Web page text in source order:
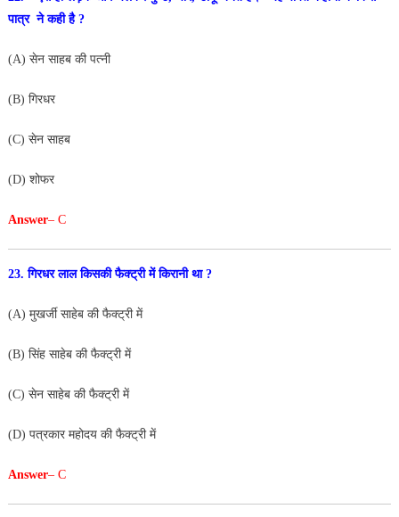
पात्र ने कही है ?
(A) सेन साहब की पत्नी
(B) गिरधर
(C) सेन साहब
(D) शोफर
Answer– C
23. गिरधर लाल किसकी फैक्ट्री में किरानी था ?
(A) मुखर्जी साहेब की फैक्ट्री में
(B) सिंह साहेब की फैक्ट्री में
(C) सेन साहेब की फैक्ट्री में
(D) पत्रकार महोदय की फैक्ट्री में
Answer– C